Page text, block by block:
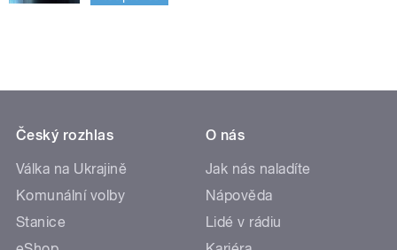
Český rozhlas
Válka na Ukrajině
Komunální volby
Stanice
O nás
Jak nás naladíte
Nápověda
Lidé v rádiu